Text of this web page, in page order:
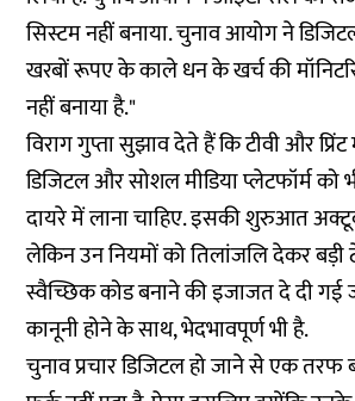
सिस्टम नहीं बनाया. चुनाव आयोग ने
खरबों रूपए के काले धन के खर्च की
नहीं बनाया है."
विराग गुप्ता सुझाव देते हैं कि टीवी और
डिजिटल और सोशल मीडिया प्लेटफॉर्म
दायरे में लाना चाहिए. इसकी शुरुआत
लेकिन उन नियमों को तिलांजलि देकर
स्वैच्छिक कोड बनाने की इजाजत दे दी
कानूनी होने के साथ, भेदभावपूर्ण भी है.
चुनाव प्रचार डिजिटल हो जाने से एक तरफ